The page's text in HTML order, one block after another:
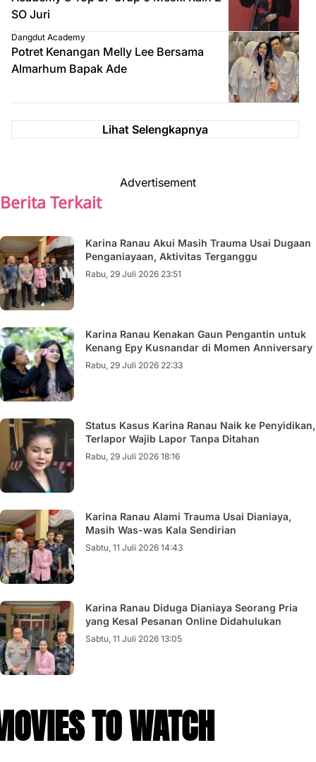
SO Juri
Dangdut Academy
Potret Kenangan Melly Lee Bersama
Almarhum Bapak Ade
Lihat Selengkapnya
Advertisement
Berita Terkait
Karina Ranau Akui Masih Trauma Usai Dugaan
Penganiayaan, Aktivitas Terganggu
Rabu, 29 Juli 2026 23:51
Karina Ranau Kenakan Gaun Pengantin untuk
Kenang Epy Kusnandar di Momen Anniversary
Rabu, 29 Juli 2026 22:33
Status Kasus Karina Ranau Naik ke Penyidikan,
Terlapor Wajib Lapor Tanpa Ditahan
Rabu, 29 Juli 2026 18:16
Karina Ranau Alami Trauma Usai Dianiaya,
Masih Was-was Kala Sendirian
Sabtu, 11 Juli 2026 14:43
Karina Ranau Diduga Dianiaya Seorang Pria
yang Kesal Pesanan Online Didahulukan
Sabtu, 11 Juli 2026 13:05
TO WATCH